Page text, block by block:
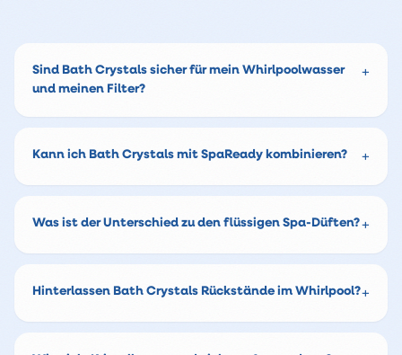
Sind Bath Crystals sicher für mein Whirlpoolwasser
und meinen Filter?
+
Kann ich Bath Crystals mit SpaReady kombinieren? +
Was ist der Unterschied zu den flüssigen Spa-Düften?+
Hinterlassen Bath Crystals Rückstände im Whirlpool?+